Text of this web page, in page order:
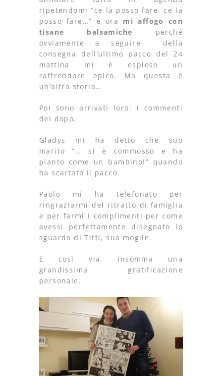
ripetendomi “ce la posso fare, ce la
posso fare…” e ora mi affogo con
tisane balsamiche perché
ovviamente a seguire della
consegna dell’ultimo pacco del 24
mattina mi è esploso un
raffreddore epico. Ma questa è
un’altra storia…
Poi sono arrivati loro: i commenti
del dopo.
Gladys mi ha detto che suo
marito “… si è commosso e ha
pianto come un bambino!” quando
ha scartato il pacco.
Paolo mi ha telefonato per
ringraziarmi del ritratto di famiglia
e per farmi i complimenti per come
avessi perfettamente disegnato lo
sguardo di Titti, sua moglie.
E così via. Insomma una
grandissima gratificazione
personale.